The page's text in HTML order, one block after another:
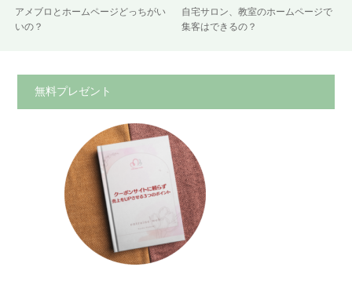
アメブロとホームページどっちがい
いの？
自宅サロン、教室のホームページで
集客はできるの？
無料プレゼント